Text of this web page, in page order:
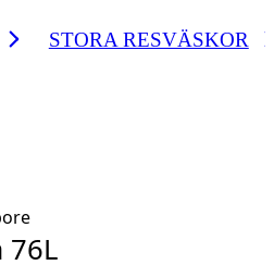
STORA RESVÄSKOR
76L